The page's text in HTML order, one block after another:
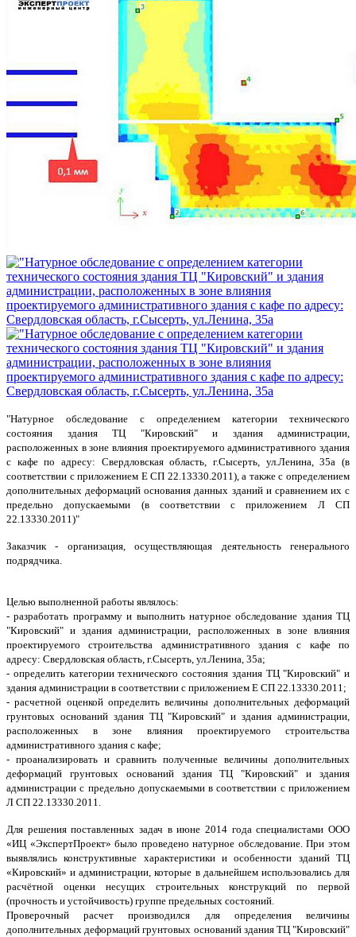
"Натурное обследование с определением категории технического
состояния здания ТЦ "Кировский" и здания администрации,
расположенных в зоне влияния проектируемого административного здания
с кафе по адресу: Свердловская область, г.Сысерть, ул.Ленина, 35а (в
соответствии с приложением Е СП 22.13330.2011), а также с определением
дополнительных деформаций основания данных зданий и сравнением их с
предельно допускаемыми (в соответствии с приложением Л СП
22.13330.2011)"
Заказчик - организация, осуществляющая деятельность генерального
подрядчика.
Целью выполненной работы являлось:
- разработать программу и выполнить натурное обследование здания ТЦ
"Кировский" и здания администрации, расположенных в зоне влияния
проектируемого строительства административного здания с кафе по
адресу: Свердловская область, г.Сысерть, ул.Ленина, 35а;
- определить категории технического состояния здания ТЦ "Кировский" и
здания администрации в соответствии с приложением Е СП 22.13330.2011;
- расчетной оценкой определить величины дополнительных деформаций
грунтовых оснований здания ТЦ "Кировский" и здания администрации,
расположенных в зоне влияния проектируемого строительства
административного здания с кафе;
- проанализировать и сравнить полученные величины дополнительных
деформаций грунтовых оснований здания ТЦ "Кировский" и здания
администрации с предельно допускаемыми в соответствии с приложением
Л СП 22.13330.2011.
Для решения поставленных задач в июне 2014 года специалистами ООО
«ИЦ «ЭкспертПроект» было проведено натурное обследование. При этом
выявлялись конструктивные характеристики и особенности зданий ТЦ
«Кировский» и администрации, которые в дальнейшем использовались для
расчётной оценки несущих строительных конструкций по первой
(прочность и устойчивость) группе предельных состояний.
Проверочный расчет производился для определения величины
дополнительных деформаций грунтовых оснований здания ТЦ "Кировский"